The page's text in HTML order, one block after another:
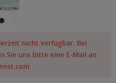
nicht verfügbar. Bei
Sie uns bitte eine E-Mail an